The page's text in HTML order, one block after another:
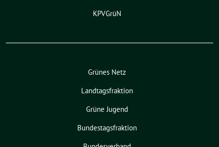
KPVGrüN
Grünes Netz
Landtagsfraktion
Grüne Jugend
Bundestagsfraktion